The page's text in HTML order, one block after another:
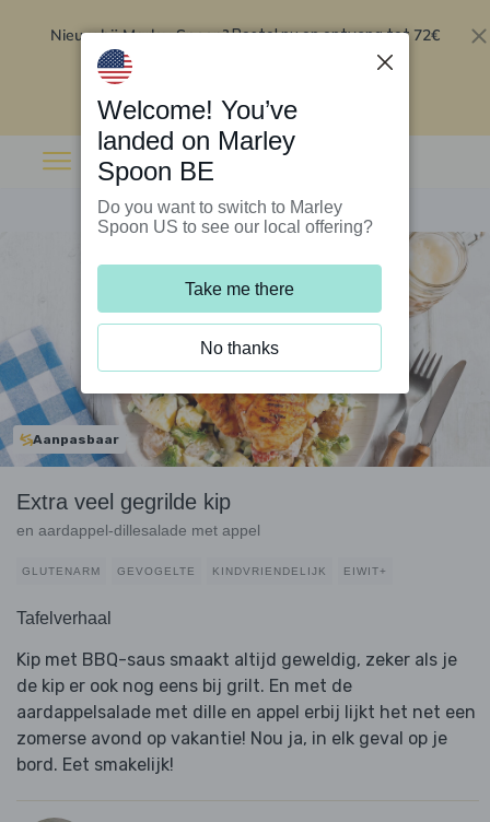
Nieuw bij Marley Spoon?Bestel nu en ontvang tot 72€
Aanpasbaar
Extra veel gegrilde kip
en aardappel-dillesalade met appel
GLUTENARM GEVOGELTE KINDVRIENDELIJK EIWIT+
Tafelverhaal
Kip met BBQ-saus smaakt altijd geweldig, zeker als je
de kip er ook nog eens bij grilt. En met de
aardappelsalade met dille en appel erbij lijkt het net een
zomerse avond op vakantie! Nou ja, in elk geval op je
bord. Eet smakelijk!
Welcome! You’ve
landed on Marley
Spoon BE
Do you want to switch to Marley
Spoon US to see our local offering?
Take me there
No thanks